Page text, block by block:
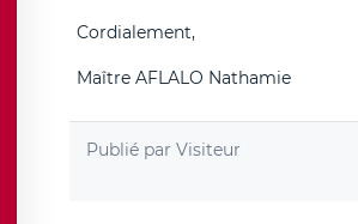
Cordialement,
Maître AFLALO Nathamie
Publié par Visiteur